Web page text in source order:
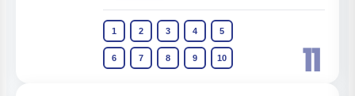
11
1 2 3 4 5
6 7 8 9 10